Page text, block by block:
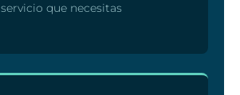
servicio que necesitas